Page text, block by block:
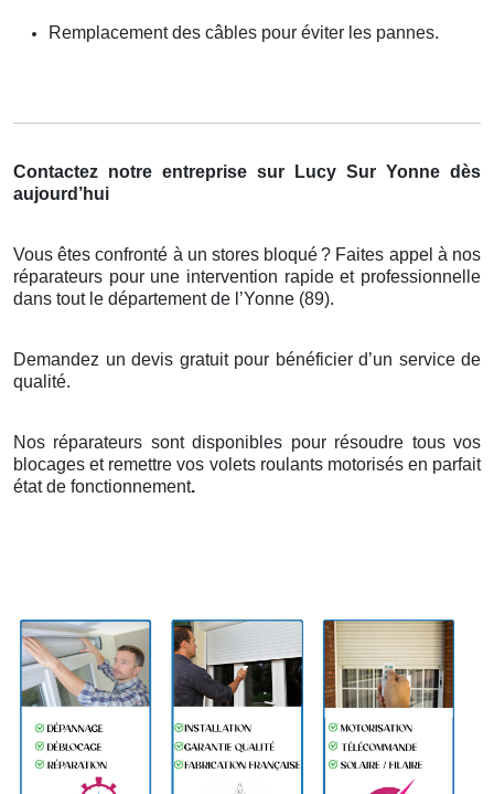
Remplacement des câbles pour éviter les pannes.
Contactez notre entreprise sur Lucy Sur Yonne dès
aujourd’hui
Vous êtes confronté à un stores bloqué? Faites appel à nos
réparateurs pour une intervention rapide et professionnelle
dans tout le département de l ’Yonne (89).
Demandez un devis gratuit pour bénéficier d’un service de
qualité.
Nos réparateurs sont disponibles pour résoudre tous vos
blocages et remettre vos volets roulants motorisés en parfait
état de fonctionnement.